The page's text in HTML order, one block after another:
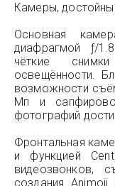
Камеры,
Основная
диафрагмой ƒ/
чёткие
освещённости.
возможности
Мп и
фотографий
Фронтальная
и функцией
видеозвонков,
создания